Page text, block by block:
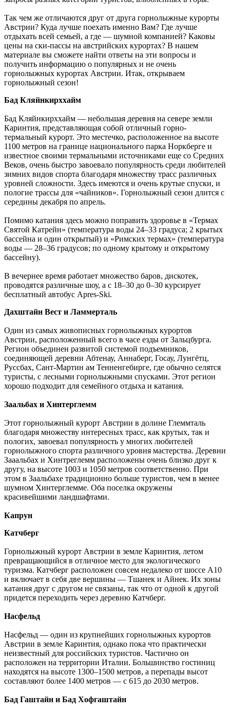
Так чем же отличаются друг от друга горнолыжные курорты
Австрии? Куда лучше поехать именно Вам? Где лучше
отдыхать всей семьей, а где — шумной компанией? Каковы
цены на ски-пассы на австрийских курортах? В нашем
материале вы сможете найти ответы на эти вопросы и
получить информацию о популярных и не очень
горнолыжных курортах Австрии. Итак, открываем
горнолыжный сезон!
Бад Кляйнкирххайм
Бад Кляйнкирххайм — небольшая деревня на севере земли
Каринтия, представляющая собой отличный горно-
термальный курорт. Это местечко, расположенное на высоте
1100 метров на границе национального парка Норкберге и
известное своими термальными источниками еще со Средних
Веков, очень быстро завоевало популярность среди любителей
зимних видов спорта благодаря множеству трасс различных
уровней сложности. Здесь имеются и очень крутые спуски, и
пологие трассы для «чайников». Горнолыжный сезон длится с
середины декабря по апрель.
Помимо катания здесь можно поправить здоровье в «Термах
Святой Катрейн» (температура воды 24–33 градуса; 2 крытых
бассейна и один открытый) и «Римских термах» (температура
воды — 28–36 градусов; по одному крытому и открытому
бассейну).
В вечернее время работает множество баров, дискотек,
проводятся различные шоу, а с 18–30 до 0–30 курсирует
бесплатный автобус Apres-Ski.
Дахштайн Вест и Ламмерталь
Один из самых живописных горнолыжных курортов
Австрии, расположенный всего в часе езды от Зальцбурга.
Регион объединен развитой системой подъемников,
соединяющей деревни Абтенау, Аннаберг, Госау, Лунгётц,
Руссбах, Сант-Мартин ам Тенненгебирге, где обычно селятся
туристы, с лесными горнолыжными спусками. Этот регион
хорошо подходит для семейного отдыха и катания.
Заальбах и Хинтерглемм
Этот горнолыжный курорт Австрии в долине Глеммталь
благодаря множеству интересных трасс, как крутых, так и
пологих, завоевал популярность у многих любителей
горнолыжного спорта различного уровня мастерства. Деревни
Зааальбах и Хинтреглемм расположены очень близко друг к
другу, на высоте 1003 и 1050 метров соответственно. При
этом в Заальбахе традиционно больше туристов, чем в менее
шумном Хинтерглемме. Оба поселка окружены
красивейшими ландшафтами.
Капрун
Катчберг
Горнолыжный курорт Австрии в земле Каринтия, летом
превращающийся в отличное место для экологического
туризма. Катчберг расположен совсем недалеко от шоссе A10
и включает в себя две вершины — Тшанек и Айнек. Их зоны
катания друг с другом не связаны, так что от одной к другой
придется переходить через деревню Катчберг.
Насфельд
Насфельд — один из крупнейших горнолыжных курортов
Австрии в земле Каринтия, однако пока что практически
неизвестный для российских туристов. Частично он
расположен на территории Италии. Большинство гостиниц
находятся на высоте 1300–1500 метров, а перепады высот
составляют более 1400 метров — с 615 до 2030 метров.
Бад Гаштайн и Бад Хофгаштайн